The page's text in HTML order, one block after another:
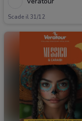
Scade il 31/12